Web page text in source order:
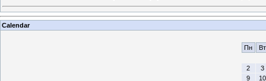
Calendar
Пн Вт
2
3
9
10